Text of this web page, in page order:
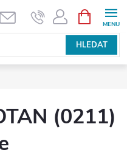
HLEDAT
NÁKUPNÍ
KOŠÍK
(0211)